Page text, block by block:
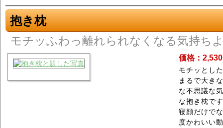
抱き枕
モチッふわっ離れられなくなる気持ち
価格：
モチッとし
まるで大き
な不思議な
な抱き枕で
寝顔だけで
度かわいい